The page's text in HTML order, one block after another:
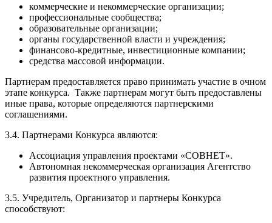
коммерческие и некоммерческие организации;
профессиональные сообщества;
образовательные организации;
органы государственной власти и учреждения;
финансово-кредитные, инвестиционные компании;
средства массовой информации.
Партнерам предоставляется право принимать участие в очном
этапе конкурса. Также партнерам могут быть предоставлены
иные права, которые определяются партнерскими
соглашениями.
3.4. Партнерами Конкурса являются:
Ассоциация управления проектами «СОВНЕТ».
Автономная некоммерческая организация Агентство
развития проектного управления.
3.5. Учредитель, Организатор и партнеры Конкурса
способствуют: